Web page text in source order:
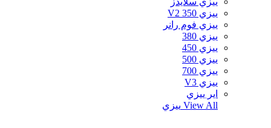
ييزي 350 V2
ييزي فوم رانر
ييزي 380
ييزي 450
ييزي 500
ييزي 700
ييزي V3
اير ييزي
View All ييزي